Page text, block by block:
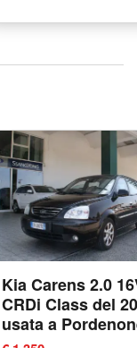
Kia Carens 2.0
CRDi Class del
usata a